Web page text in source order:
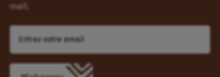
mail.